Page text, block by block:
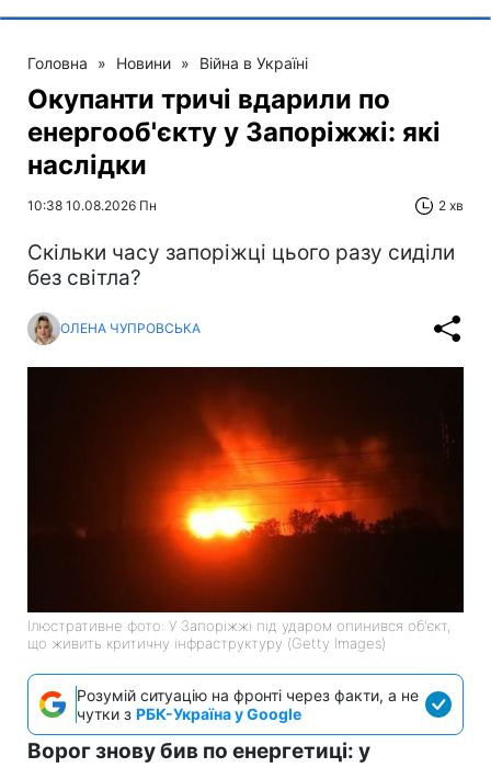
Головна » Новини » Війна в Україні
Окупанти тричі вдарили по
енергооб'єкту у Запоріжжі: які
наслідки
10:38 10.08.2026 Пн 2 хв
Скільки часу запоріжці цього разу сиділи
без світла?
ОЛЕНА ЧУПРОВСЬКА
Ілюстративне фото: У Запоріжжі під ударом опинився об'єкт,
що живить критичну інфраструктуру (Getty Images)
Розумій ситуацію на фронті через факти, а не
чутки з РБК-Україна у Google
Ворог знову бив по енергетиці: у